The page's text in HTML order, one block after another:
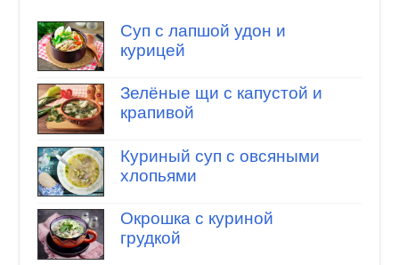
Суп с лапшой удон и
курицей
Зелёные щи с капустой и
крапивой
Куриный суп с овсяными
хлопьями
Окрошка с куриной
грудкой